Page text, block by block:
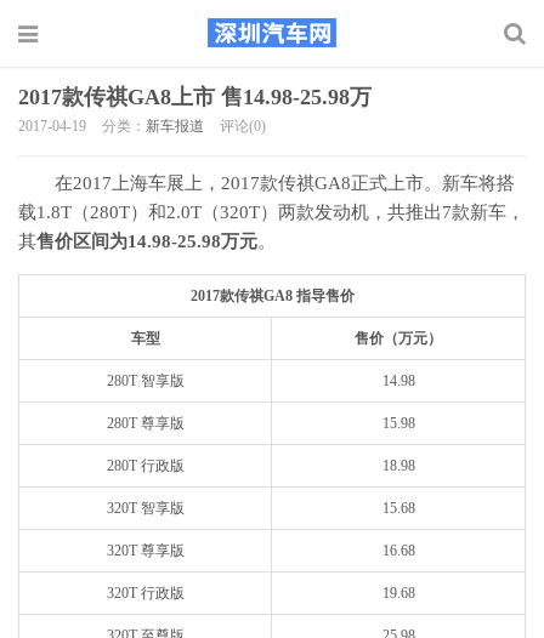
2017款传祺GA8上市 售14.98-25.98万
2017-04-19 分类： 新车报道 评论(0)
在2017上海车展上，2017款传祺GA8正式上市。新车将搭
载1.8T（280T）和2.0T（320T）两款发动机，共推出7款新车，
其售价区间为14.98-25.98万元。
2017款传祺GA8 指导售价
车型 售价（万元）
280T 智享版 14.98
280T 尊享版 15.98
280T 行政版 18.98
320T 智享版 15.68
320T 尊享版 16.68
320T 行政版 19.68